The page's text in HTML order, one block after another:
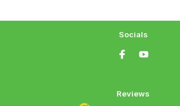
Reviews
Socials